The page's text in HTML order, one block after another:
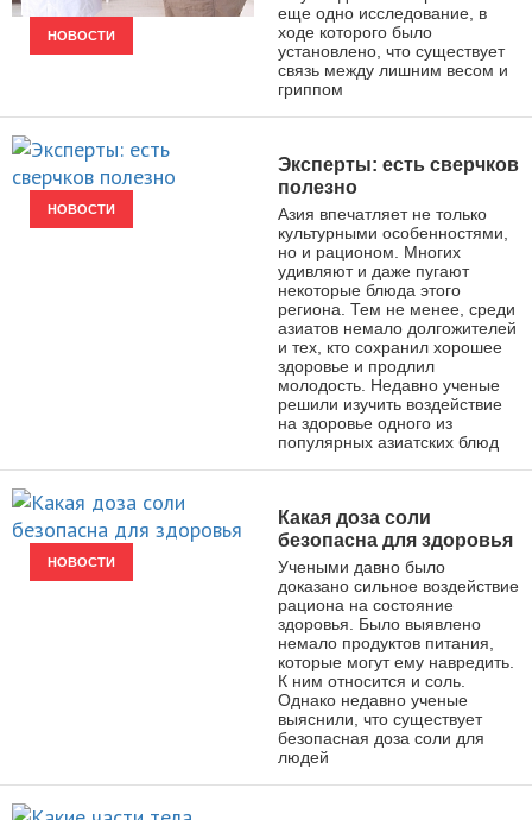
НОВОСТИ
еще одно исследование, в
ходе которого было
установлено, что существует
связь между лишним весом и
гриппом
НОВОСТИ
Эксперты: есть сверчков
полезно
Азия впечатляет не только
культурными особенностями,
но и рационом. Многих
удивляют и даже пугают
некоторые блюда этого
региона. Тем не менее, среди
азиатов немало долгожителей
и тех, кто сохранил хорошее
здоровье и продлил
молодость. Недавно ученые
решили изучить воздействие
на здоровье одного из
популярных азиатских блюд
НОВОСТИ
Какая доза соли
безопасна для здоровья
Учеными давно было
доказано сильное воздействие
рациона на состояние
здоровья. Было выявлено
немало продуктов питания,
которые могут ему навредить.
К ним относится и соль.
Однако недавно ученые
выяснили, что существует
безопасная доза соли для
людей